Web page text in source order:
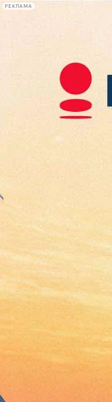
РЕКЛАМА
Сегодня:
2026.08.08
06:38
Афиша Plus
Хью Лори
одного
14 января 2016,12:13